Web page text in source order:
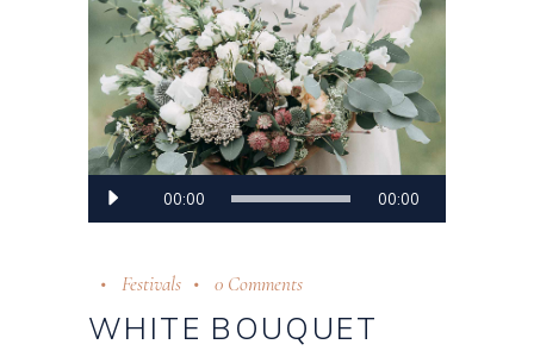
Audio
Player
00:00 00:00
Festivals 0 Comments
WHITE BOUQUET